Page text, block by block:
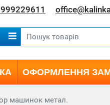
ОФОРМЛЕННЯ
машинок метал.